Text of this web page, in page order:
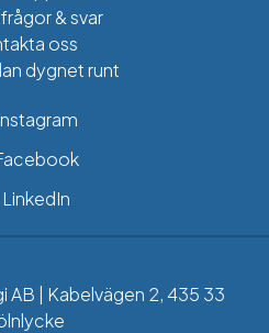
& svar
oss
dygnet runt
LinkedIn
AB | Kabelvägen 2, 435 33